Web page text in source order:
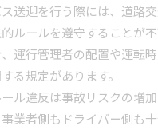
送迎を行う際には、道路
ルールを遵守することが
運行管理者の配置や運転
る規定があります。
ル違反は事故リスクの増
業者側もドライバー側も